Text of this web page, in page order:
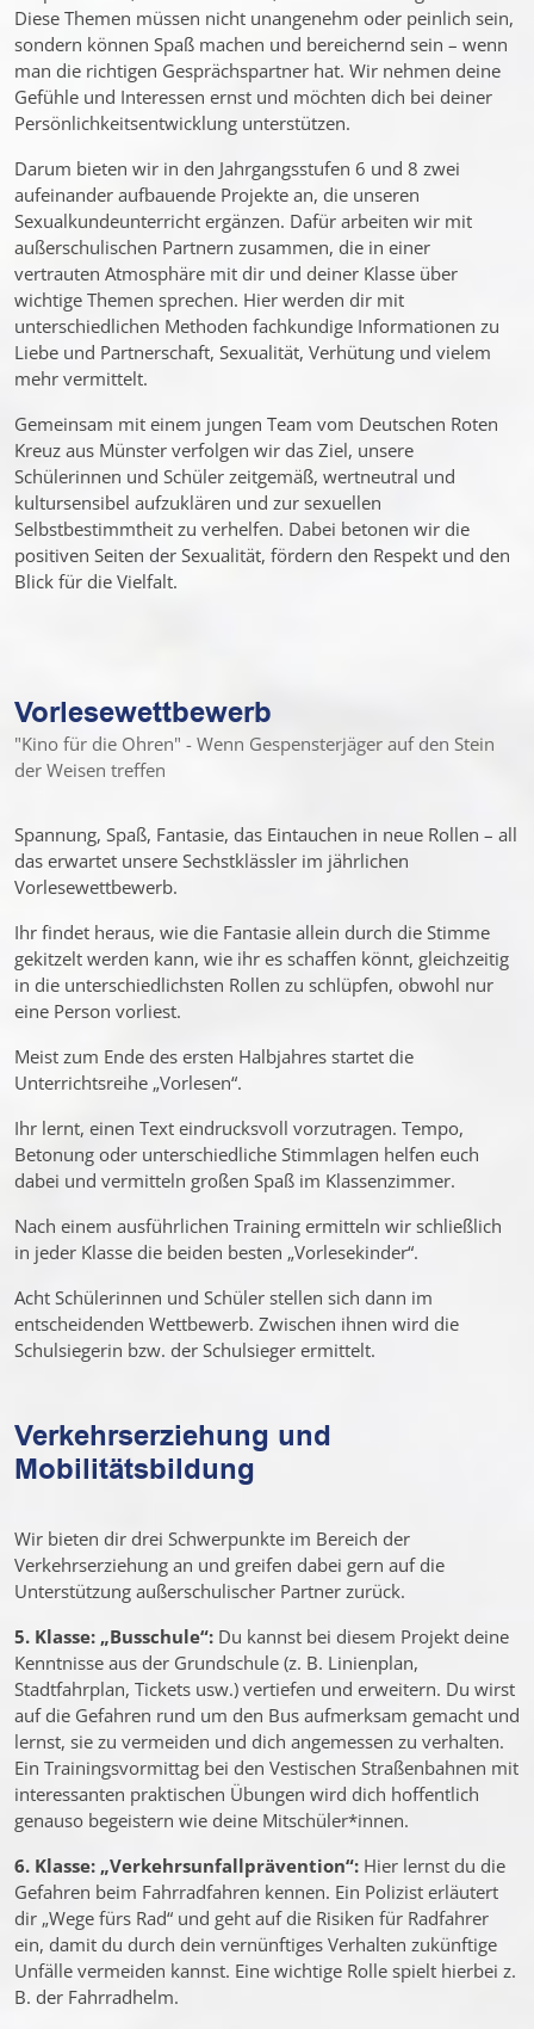
Diese Themen müssen nicht unangenehm oder peinlich sein,
sondern können Spaß machen und bereichernd sein – wenn
man die richtigen Gesprächspartner hat. Wir nehmen deine
Gefühle und Interessen ernst und möchten dich bei deiner
Persönlichkeitsentwicklung unterstützen.
Darum bieten wir in den Jahrgangsstufen 6 und 8 zwei
aufeinander aufbauende Projekte an, die unseren
Sexualkundeunterricht ergänzen. Dafür arbeiten wir mit
außerschulischen Partnern zusammen, die in einer
vertrauten Atmosphäre mit dir und deiner Klasse über
wichtige Themen sprechen. Hier werden dir mit
unterschiedlichen Methoden fachkundige Informationen zu
Liebe und Partnerschaft, Sexualität, Verhütung und vielem
mehr vermittelt.
Gemeinsam mit einem jungen Team vom Deutschen Roten
Kreuz aus Münster verfolgen wir das Ziel, unsere
Schülerinnen und Schüler zeitgemäß, wertneutral und
kultursensibel aufzuklären und zur sexuellen
Selbstbestimmtheit zu verhelfen. Dabei betonen wir die
positiven Seiten der Sexualität, fördern den Respekt und den
Blick für die Vielfalt.
Vorlesewettbewerb
"Kino für die Ohren" - Wenn Gespensterjäger auf den Stein
der Weisen treffen
Spannung, Spaß, Fantasie, das Eintauchen in neue Rollen – all
das erwartet unsere Sechstklässler im jährlichen
Vorlesewettbewerb.
Ihr findet heraus, wie die Fantasie allein durch die Stimme
gekitzelt werden kann, wie ihr es schaffen könnt, gleichzeitig
in die unterschiedlichsten Rollen zu schlüpfen, obwohl nur
eine Person vorliest.
Meist zum Ende des ersten Halbjahres startet die
Unterrichtsreihe „Vorlesen“.
Ihr lernt, einen Text eindrucksvoll vorzutragen. Tempo,
Betonung oder unterschiedliche Stimmlagen helfen euch
dabei und vermitteln großen Spaß im Klassenzimmer.
Nach einem ausführlichen Training ermitteln wir schließlich
in jeder Klasse die beiden besten „Vorlesekinder“.
Acht Schülerinnen und Schüler stellen sich dann im
entscheidenden Wettbewerb. Zwischen ihnen wird die
Schulsiegerin bzw. der Schulsieger ermittelt.
Verkehrserziehung und
Mobilitätsbildung
Wir bieten dir drei Schwerpunkte im Bereich der
Verkehrserziehung an und greifen dabei gern auf die
Unterstützung außerschulischer Partner zurück.
5. Klasse: „Busschule“: Du kannst bei diesem Projekt deine
Kenntnisse aus der Grundschule (z. B. Linienplan,
Stadtfahrplan, Tickets usw.) vertiefen und erweitern. Du wirst
auf die Gefahren rund um den Bus aufmerksam gemacht und
lernst, sie zu vermeiden und dich angemessen zu verhalten.
Ein Trainingsvormittag bei den Vestischen Straßenbahnen mit
interessanten praktischen Übungen wird dich hoffentlich
genauso begeistern wie deine Mitschüler*innen.
6. Klasse: „Verkehrsunfallprävention“: Hier lernst du die
Gefahren beim Fahrradfahren kennen. Ein Polizist erläutert
dir „Wege fürs Rad“ und geht auf die Risiken für Radfahrer
ein, damit du durch dein vernünftiges Verhalten zukünftige
Unfälle vermeiden kannst. Eine wichtige Rolle spielt hierbei z.
B. der Fahrradhelm.